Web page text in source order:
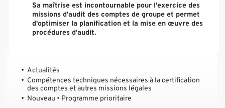
Sa maîtrise est incontournable pour l'exercice des
missions d'audit des comptes de groupe et permet
d'optimiser la planification et la mise en œuvre des
procédures d'audit.
Actualités
Compétences techniques nécessaires à la certification
des comptes et autres missions légales
Nouveau • Programme prioritaire